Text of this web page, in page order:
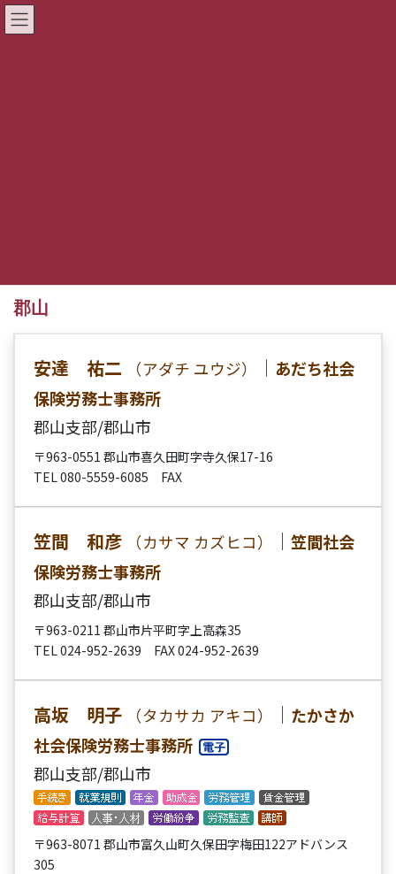
コ
ン
ナ
ビ
郡山
安達 祐二 （アダチ ユウジ） ｜ あだち社会
保険労務士事務所
郡山支部/郡山市
〒963-0551 郡山市喜久田町字寺久保17-16
TEL 080-5559-6085 FAX
笠間 和彦 （カサマ カズヒコ） ｜ 笠間社会
保険労務士事務所
郡山支部/郡山市
〒963-0211 郡山市片平町字上高森35
TEL 024-952-2639 FAX 024-952-2639
高坂 明子 （タカサカ アキコ） ｜ たかさか
社会保険労務士事務所
郡山支部/郡山市
〒963-8071 郡山市富久山町久保田字梅田122アドバンス
305